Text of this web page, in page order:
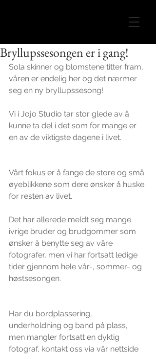
Bryllupssesongen er i gang!
Sola skinner og blomstene titter fram,
våren er endelig her og det nærmer
seg en ny bryllupssesong!
Vi i Jojo Studio tar stor glede av å
kunne ta del i det som for mange er
en av de viktigste dagene i livet.
Vårt fokus er å fange de store og små
øyeblikkene som dere ønsker å huske
for resten av livet.
Det har allerede meldt seg mange
ivrige bruder og brudgommer som
ønsker å benytte seg av våre
fotografer, men vi har fortsatt ledige
tider gjennom hele vår-, sommer- og
høstsesongen.
Har du bordplassering,
underholdning og band på plass,
men mangler fortsatt en dyktig
fotograf, kontakt oss via vår nettside